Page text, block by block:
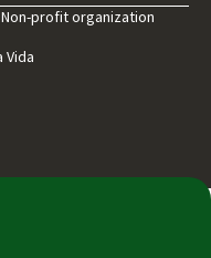
profit organization
Vida